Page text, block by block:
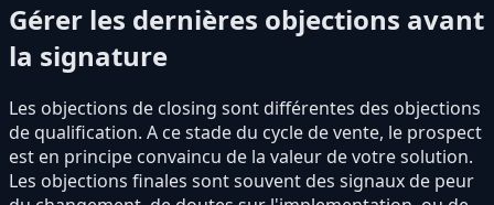
Gérer les dernières objections avant
la signature
Les objections de closing sont différentes des objections
de qualification. A ce stade du cycle de vente, le prospect
est en principe convaincu de la valeur de votre solution.
Les objections finales sont souvent des signaux de peur